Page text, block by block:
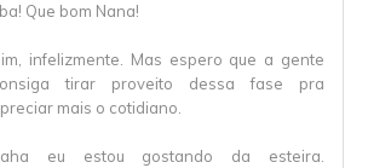
Que bom Nana!
infelizmente. Mas espero que a gente
tirar proveito dessa fase pra
mais o cotidiano.
eu estou gostando da esteira.